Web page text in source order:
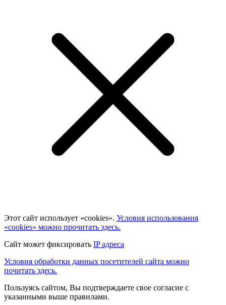
Этот сайт использует «cookies». Условия использования
«cookies» можно прочитать здесь.
Сайт может фиксировать IP адреса
Условия обработки данных посетителей сайта можно
почитать здесь.
Пользуясь сайтом, Вы подтверждаете свое согласие с
указанными выше правилами.